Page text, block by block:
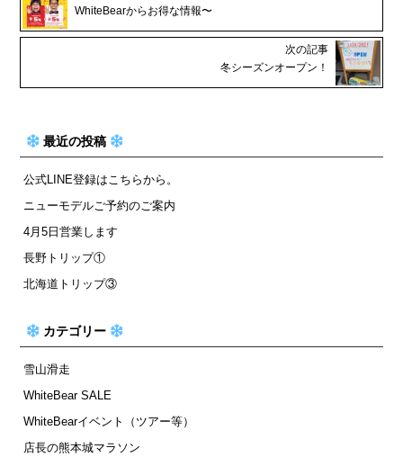
WhiteBearからお得な情報〜
次の記事
冬シーズンオープン！
最近の投稿
公式LINE登録はこちらから。
ニューモデルご予約のご案内
4月5日営業します
長野トリップ①
北海道トリップ③
カテゴリー
雪山滑走
WhiteBear SALE
WhiteBearイベント（ツアー等）
店長の熊本城マラソン